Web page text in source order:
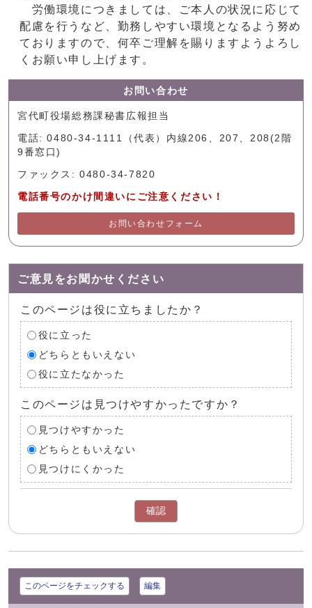
労働環境につきましては、ご本人の状況に応じて
配慮を行うなど、勤務しやすい環境となるよう努め
ておりますので、何卒ご理解を賜りますようよろし
くお願い申し上げます。
お問い合わせ
宮代町役場総務課秘書広報担当
電話: 0480-34-1111（代表）内線206、207、208(2階
9番窓口)
ファックス: 0480-34-7820
電話番号のかけ間違いにご注意ください！
お問い合わせフォーム
ご意見をお聞かせください
このページは役に立ちましたか？
役に立った
どちらともいえない
役に立たなかった
このページは見つけやすかったですか？
見つけやすかった
どちらともいえない
見つけにくかった
確認
このページをチェックする 編集